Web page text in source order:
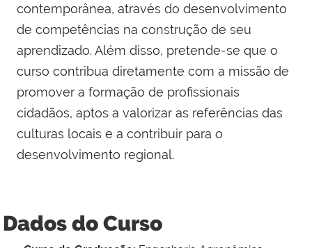
contemporânea, através do desenvolvimento
de competências na construção de seu
aprendizado. Além disso, pretende-se que o
curso contribua diretamente com a missão de
promover a formação de profissionais
cidadãos, aptos a valorizar as referências das
culturas locais e a contribuir para o
desenvolvimento regional.
Dados do Curso